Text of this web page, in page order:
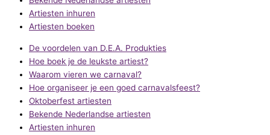
Artiesten inhuren
Artiesten boeken
De voordelen van D.E.A. Produkties
Hoe boek je de leukste artiest?
Waarom vieren we carnaval?
Hoe organiseer je een goed carnavalsfeest?
Oktoberfest artiesten
Bekende Nederlandse artiesten
Artiesten inhuren